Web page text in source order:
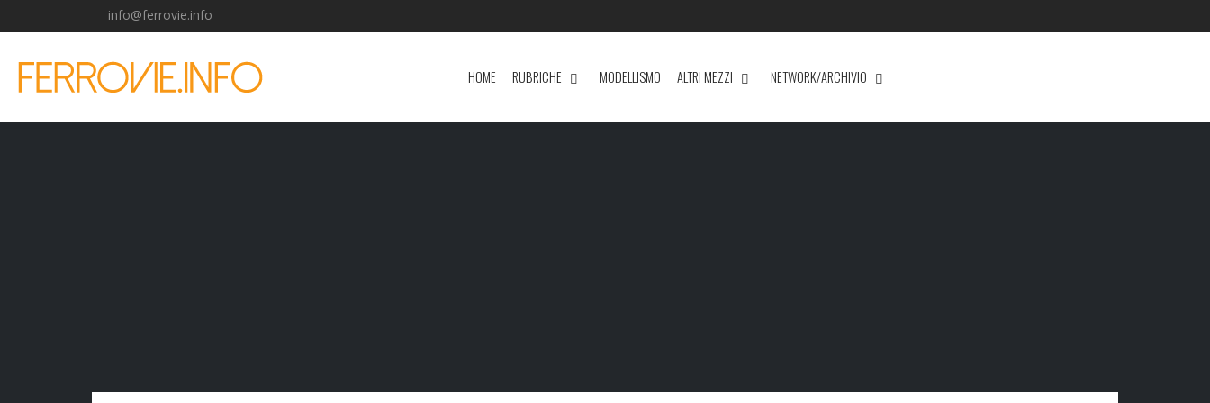
info@ferrovie.info
HOME RUBRICHE MODELLISMO ALTRI MEZZI NETWORK/ARCHIVIO